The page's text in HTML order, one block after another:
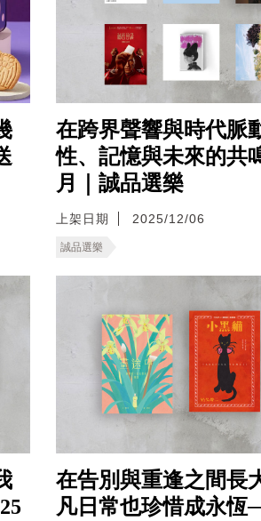
在跨界聲響與時代脈
性、記憶與未來的共
月｜誠品選樂
上架日期 2025/12/06
誠品選樂
在告別與重逢之間長
凡日常也珍惜成永恆